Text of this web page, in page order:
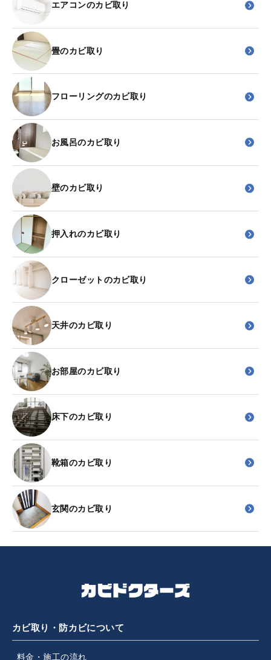
エアコンのカビ取り
畳のカビ取り
フローリングのカビ取り
お風呂のカビ取り
壁のカビ取り
押入れのカビ取り
クローゼットのカビ取り
天井のカビ取り
お部屋のカビ取り
床下のカビ取り
靴箱のカビ取り
玄関のカビ取り
カビ取り・防カビについて
料金・施工の流れ